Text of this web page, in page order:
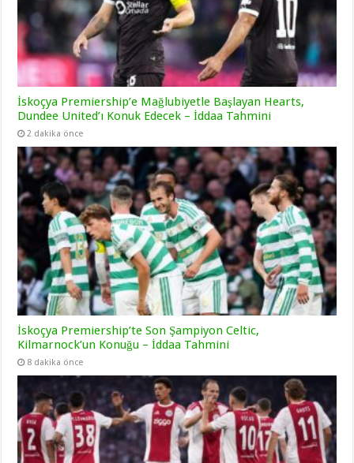
İskoçya Premiership’e Mağlubiyetle Başlayan Hearts,
Dundee United’ı Konuk Edecek – İddaa Tahmini
2 dakika önce
İskoçya Premiership’te Son Şampiyon Celtic,
Kilmarnock’un Konuğu – İddaa Tahmini
8 dakika önce